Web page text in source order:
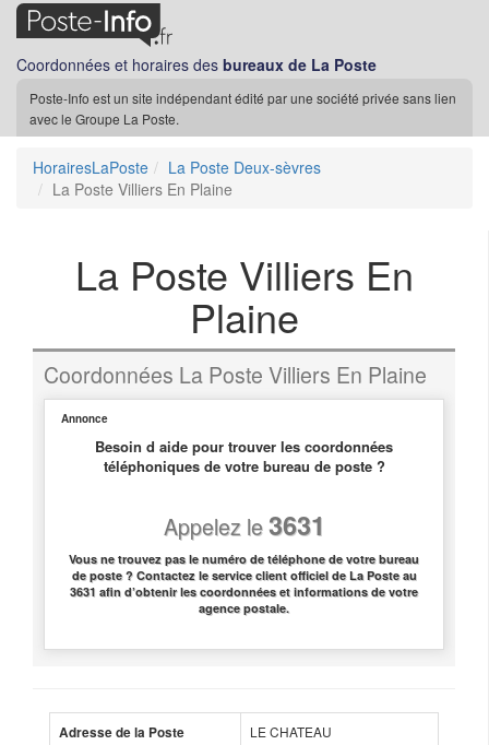
Coordonnées et horaires des bureaux de La Poste
Poste-Info est un site indépendant édité par une société privée sans lien
avec le Groupe La Poste.
HorairesLaPoste
La Poste Deux-sèvres
La Poste Villiers En Plaine
La Poste Villiers En
Plaine
Coordonnées La Poste Villiers En Plaine
Annonce
Besoin d aide pour trouver les coordonnées
téléphoniques de votre bureau de poste ?
Appelez le3631
Vous ne trouvez pas le numéro de téléphone de votre bureau
de poste ? Contactez le service client officiel de La Poste au
3631 afin d’obtenir les coordonnées et informations de votre
agence postale.
Adresse de la Poste LE CHATEAU